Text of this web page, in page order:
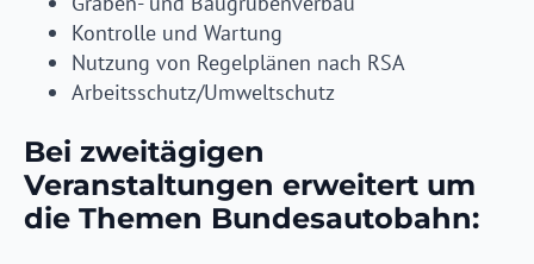
Kontrolle und Wartung
Nutzung von Regelplänen nach RSA
Arbeitsschutz/Umweltschutz
Bei zweitägigen
Veranstaltungen erweitert um
die Themen Bundesautobahn: